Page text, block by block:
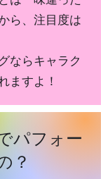
ら、注目度は
ならキャラク
ますよ！
パフォー
？